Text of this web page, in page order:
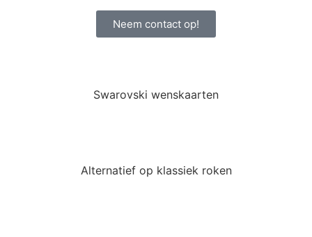
Neem contact op!
Swarovski wenskaarten
Alternatief op klassiek roken